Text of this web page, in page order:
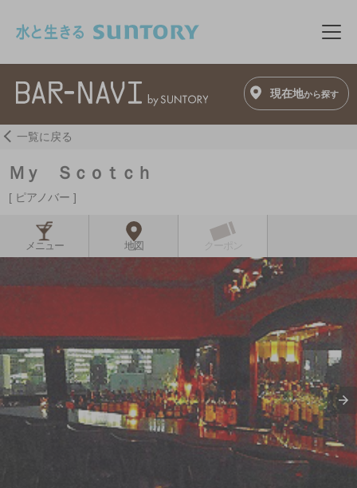
メ
現在地から探す
一覧に戻る
Ｍｙ Ｓｃｏｔｃｈ
ピアノバー
メニュー 地図